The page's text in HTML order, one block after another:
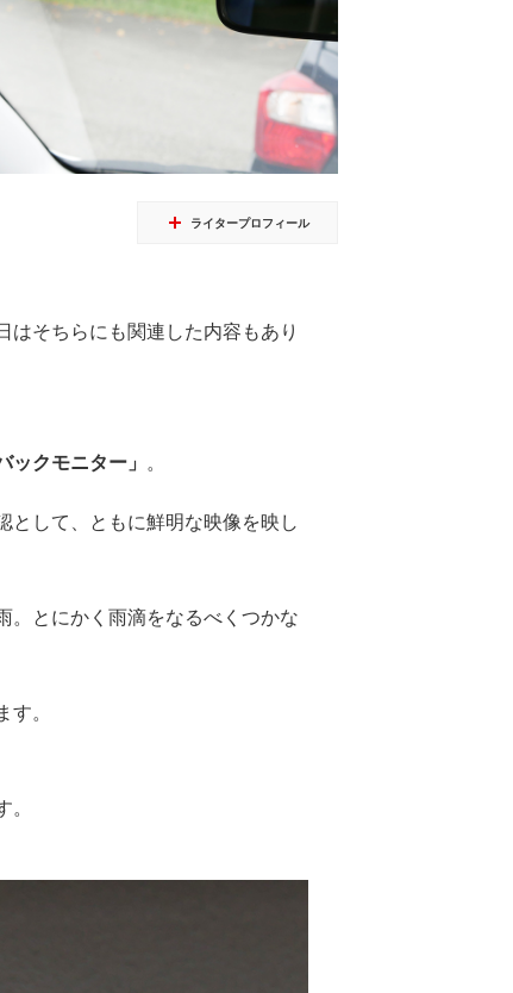
ライタープロフィール
はそちらにも関連した内容もあり
ックモニター」 。
として、ともに鮮明な映像を映し
。とにかく雨滴をなるべくつかな
。